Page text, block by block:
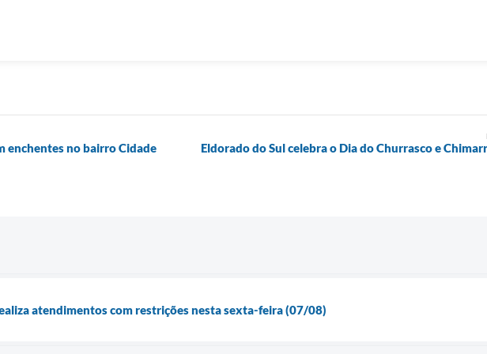
enchentes no bairro Cidade
Eldorado do Sul celebra o Dia do Churrasco e
atendimentos com restrições nesta sexta-feira (07/08)